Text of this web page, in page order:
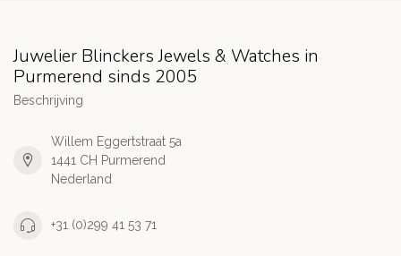
Juwelier Blinckers Jewels & Watches in
Purmerend sinds 2005
Beschrijving
Willem Eggertstraat 5a
1441 CH Purmerend
Nederland
+31 (0)299 41 53 71